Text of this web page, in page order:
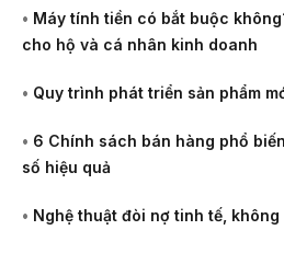
• Máy tính tiền có bắt buộc
cho hộ và cá nhân kinh doanh
• Quy trình phát triển sản phẩm
• 6 Chính sách bán hàng phổ
số hiệu quả
• Nghệ thuật đòi nợ tinh tế, không